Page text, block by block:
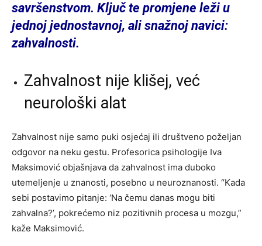
savršenstvom. Ključ te promjene leži u
jednoj jednostavnoj, ali snažnoj navici:
zahvalnosti.
Zahvalnost nije klišej, već
neurološki alat
Zahvalnost nije samo puki osjećaj ili društveno poželjan
odgovor na neku gestu. Profesorica psihologije Iva
Maksimović objašnjava da zahvalnost ima duboko
utemeljenje u znanosti, posebno u neuroznanosti. “Kada
sebi postavimo pitanje: ‘Na čemu danas mogu biti
zahvalna?’, pokrećemo niz pozitivnih procesa u mozgu,”
kaže Maksimović.